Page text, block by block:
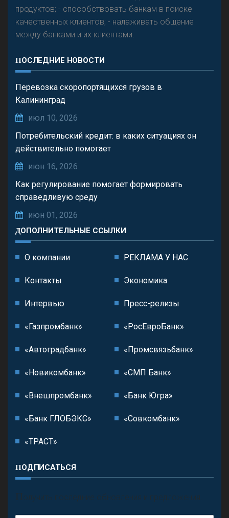
продуктов; - способствовать банкам в поиске
качественных клиентов; - налаживать общение
между банками и их клиентами.
ПОСЛЕДНИЕ НОВОСТИ
Перевозка скоропортящихся грузов в
Калининград
июл 10, 2026
Потребительский кредит: в каких ситуациях он
действительно помогает
июн 16, 2026
Как регулирование помогает формировать
справедливую среду
июн 01, 2026
ДОПОЛНИТЕЛЬНЫЕ ССЫЛКИ
О компании РЕКЛАМА У НАС
Контакты Экономика
Интервью Пресс-релизы
«Газпромбанк» «РосЕвроБанк»
«Автоградбанк» «Промсвязьбанк»
«Новикомбанк» «СМП Банк»
«Внешпромбанк» «Банк Югра»
«Банк ГЛОБЭКС» «Совкомбанк»
«ТРАСТ»
ПОДПИСАТЬСЯ
П олучить последние обновления и предложения.